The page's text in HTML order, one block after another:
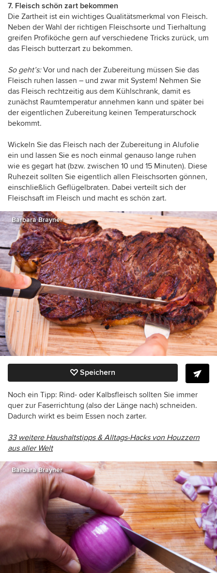
7. Fleisch schön zart bekommen
Die Zartheit ist ein wichtiges Qualitätsmerkmal von Fleisch.
Neben der Wahl der richtigen Fleischsorte und Tierhaltung
greifen Profiköche gern auf verschiedene Tricks zurück, um
das Fleisch butterzart zu bekommen.
So geht’s:Vor und nach der Zubereitung müssen Sie das
Fleisch ruhen lassen – und zwar mit System! Nehmen Sie
das Fleisch rechtzeitig aus dem Kühlschrank, damit es
zunächst Raumtemperatur annehmen kann und später bei
der eigentlichen Zubereitung keinen Temperaturschock
bekommt.
Wickeln Sie das Fleisch nach der Zubereitung in Alufolie
ein und lassen Sie es noch einmal genauso lange ruhen
wie es gegart hat (bzw. zwischen 10 und 15 Minuten). Diese
Ruhezeit sollten Sie eigentlich allen Fleischsorten gönnen,
einschließlich Geflügelbraten. Dabei verteilt sich der
Fleischsaft im Fleisch und macht es schön zart.
Barbara Brayner
Speichern
Noch ein Tipp: Rind- oder Kalbsfleisch sollten Sie immer
quer zur Faserrichtung (also der Länge nach) schneiden.
Dadurch wirkt es beim Essen noch zarter.
33 weitere Haushaltstipps & Alltags-Hacks von Houzzern
aus aller Welt
Barbara Brayner